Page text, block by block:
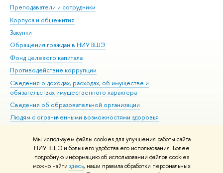
Мы используем файлы cookies для улучшения работы сайта
НИУ ВШЭ и большего удобства его использования. Более
подробную информацию об использовании файлов cookies
можно найти здесь, наши правила обработки персональных
Преподаватели и сотрудники
Корпуса и общежития
Закупки
Обращения граждан в НИУ ВШЭ
Фонд целевого капитала
Противодействие коррупции
Сведения о доходах, расходах, об имуществе и
обязательствах имущественного характера
Сведения об образовательной организации
Людям с ограниченными возможностями здоровья
Работа в Вышке